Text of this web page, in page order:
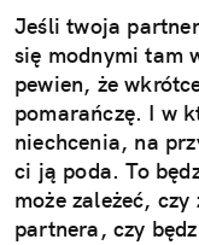
Jeśli twoja
się modnymi tam
pewien, że
pomarańczę. I w
niechcenia, na
ci ją poda. To
może zależeć,
partnera, czy